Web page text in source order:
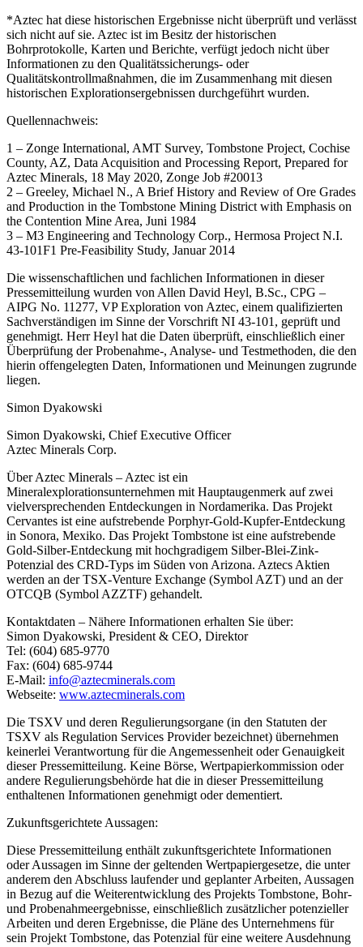
*Aztec hat diese historischen Ergebnisse nicht überprüft und verlässt
sich nicht auf sie. Aztec ist im Besitz der historischen
Bohrprotokolle, Karten und Berichte, verfügt jedoch nicht über
Informationen zu den Qualitätssicherungs- oder
Qualitätskontrollmaßnahmen, die im Zusammenhang mit diesen
historischen Explorationsergebnissen durchgeführt wurden.
Quellennachweis:
1 – Zonge International, AMT Survey, Tombstone Project, Cochise
County, AZ, Data Acquisition and Processing Report, Prepared for
Aztec Minerals, 18 May 2020, Zonge Job #20013
2 – Greeley, Michael N., A Brief History and Review of Ore Grades
and Production in the Tombstone Mining District with Emphasis on
the Contention Mine Area, Juni 1984
3 – M3 Engineering and Technology Corp., Hermosa Project N.I.
43-101F1 Pre-Feasibility Study, Januar 2014
Die wissenschaftlichen und fachlichen Informationen in dieser
Pressemitteilung wurden von Allen David Heyl, B.Sc., CPG –
AIPG No. 11277, VP Exploration von Aztec, einem qualifizierten
Sachverständigen im Sinne der Vorschrift NI 43-101, geprüft und
genehmigt. Herr Heyl hat die Daten überprüft, einschließlich einer
Überprüfung der Probenahme-, Analyse- und Testmethoden, die den
hierin offengelegten Daten, Informationen und Meinungen zugrunde
liegen.
Simon Dyakowski
Simon Dyakowski, Chief Executive Officer
Aztec Minerals Corp.
Über Aztec Minerals – Aztec ist ein
Mineralexplorationsunternehmen mit Hauptaugenmerk auf zwei
vielversprechenden Entdeckungen in Nordamerika. Das Projekt
Cervantes ist eine aufstrebende Porphyr-Gold-Kupfer-Entdeckung
in Sonora, Mexiko. Das Projekt Tombstone ist eine aufstrebende
Gold-Silber-Entdeckung mit hochgradigem Silber-Blei-Zink-
Potenzial des CRD-Typs im Süden von Arizona. Aztecs Aktien
werden an der TSX-Venture Exchange (Symbol AZT) und an der
OTCQB (Symbol AZZTF) gehandelt.
Kontaktdaten – Nähere Informationen erhalten Sie über:
Simon Dyakowski, President & CEO, Direktor
Tel: (604) 685-9770
Fax: (604) 685-9744
E-Mail: info@aztecminerals.com
Webseite: www.aztecminerals.com
Die TSXV und deren Regulierungsorgane (in den Statuten der
TSXV als Regulation Services Provider bezeichnet) übernehmen
keinerlei Verantwortung für die Angemessenheit oder Genauigkeit
dieser Pressemitteilung. Keine Börse, Wertpapierkommission oder
andere Regulierungsbehörde hat die in dieser Pressemitteilung
enthaltenen Informationen genehmigt oder dementiert.
Zukunftsgerichtete Aussagen:
Diese Pressemitteilung enthält zukunftsgerichtete Informationen
oder Aussagen im Sinne der geltenden Wertpapiergesetze, die unter
anderem den Abschluss laufender und geplanter Arbeiten, Aussagen
in Bezug auf die Weiterentwicklung des Projekts Tombstone, Bohr-
und Probenahmeergebnisse, einschließlich zusätzlicher potenzieller
Arbeiten und deren Ergebnisse, die Pläne des Unternehmens für
sein Projekt Tombstone, das Potenzial für eine weitere Ausdehnung